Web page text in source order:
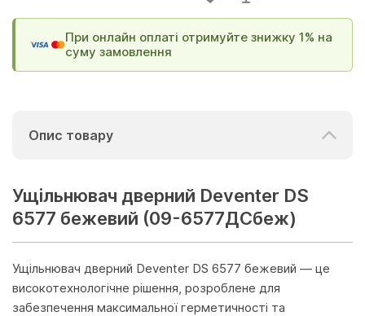
При онлайн оплаті отримуйте знижку 1% на
суму замовлення
Опис товару
Ущільнювач дверний Deventer DS
6577 бежевий (09-6577ДСбеж)
Ущільнювач дверний Deventer DS 6577 бежевий — це
високотехнологічне рішення, розроблене для
забезпечення максимальної герметичності та